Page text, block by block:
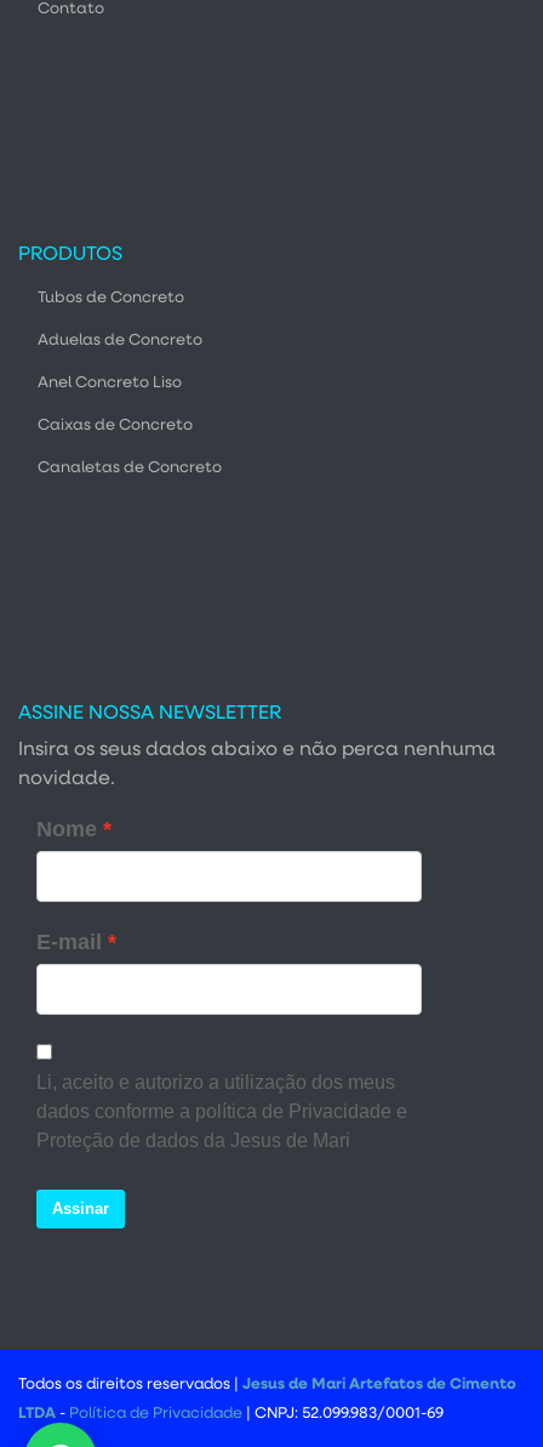
Contato
PRODUTOS
Tubos de Concreto
Aduelas de Concreto
Anel Concreto Liso
Caixas de Concreto
Canaletas de Concreto
ASSINE NOSSA NEWSLETTER
Insira os seus dados abaixo e não perca nenhuma
novidade.
Nome
E-mail
Li, aceito e autorizo a utilização dos meus
dados conforme a política de Privacidade e
Proteção de dados da Jesus de Mari
Assinar
Todos os direitos reservados | Jesus de Mari Artefatos de Cimento
LTDA - Política de Privacidade | CNPJ: 52.099.983/0001-69